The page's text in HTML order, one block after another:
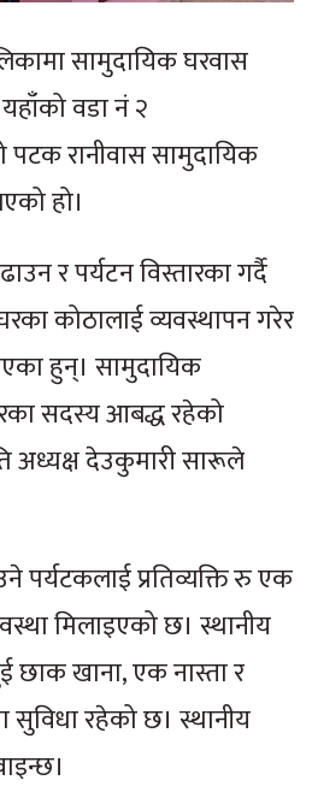
सामुदायिक घरवास
वडा नं २
रानीवास सामुदायिक
हो।
र पर्यटन विस्तारका गर्दै
कोठालाई व्यवस्थापन गरेर
हुन्। सामुदायिक
सदस्य आबद्ध रहेको
अध्यक्ष देउकुमारी सारूले
प्रतिव्यक्ति रु एक
मिलाइएको छ। स्थानीय
खाना, एक नास्ता र
सुविधा रहेको छ। स्थानीय